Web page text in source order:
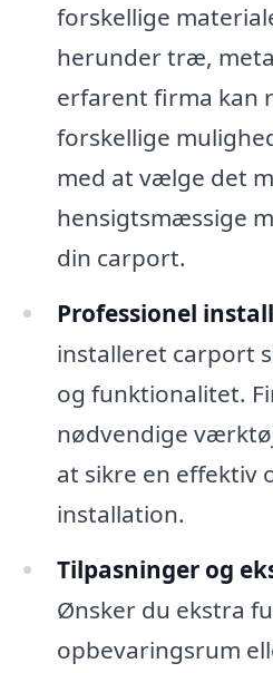
forskellige
herunder træ,
erfarent firma kan
forskellige
med at vælge det
hensigtsmæssige
din carport.
Professionel
installeret carport
og funktionalitet.
nødvendige
at sikre en effektiv
installation.
Tilpasninger og
Ønsker du ekstra
opbevaringsrum